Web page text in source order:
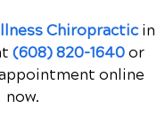
Chiropractic in
(608) 820-1640or
online
now.